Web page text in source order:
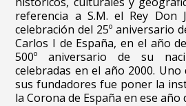
referencia a S.M. el Rey Don
celebración del 25º aniversario
Carlos I de España, en el año
500º aniversario de su
celebradas en el año 2000.
sus fundadores fue poner la
la Corona de España en ese año